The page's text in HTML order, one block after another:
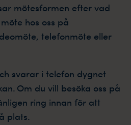
mötesformen efter vad
hos oss på
telefonmöte eller
svarar i telefon dygnet
Om du vill besöka oss på
ring innan för att
plats.